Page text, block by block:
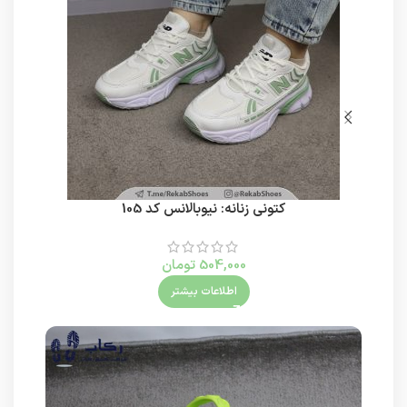
کتونی زنانه: نیوبالانس کد 105
504,000 تومان
اطلاعات بیشتر